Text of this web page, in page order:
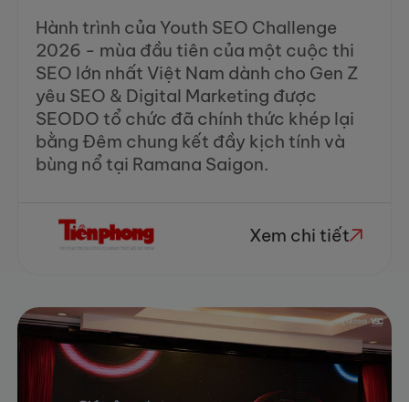
Hành trình của Youth SEO Challenge
2026 - mùa đầu tiên của một cuộc thi
SEO lớn nhất Việt Nam dành cho Gen Z
yêu SEO & Digital Marketing được
SEODO tổ chức đã chính thức khép lại
bằng Đêm chung kết đầy kịch tính và
bùng nổ tại Ramana Saigon.
Xem chi tiết